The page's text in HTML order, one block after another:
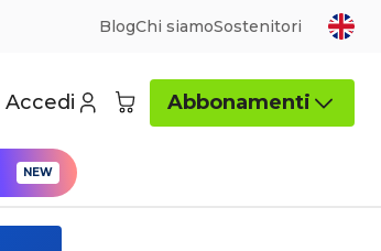
BlogChi siamoSostenitori
Accedi Abbonamenti